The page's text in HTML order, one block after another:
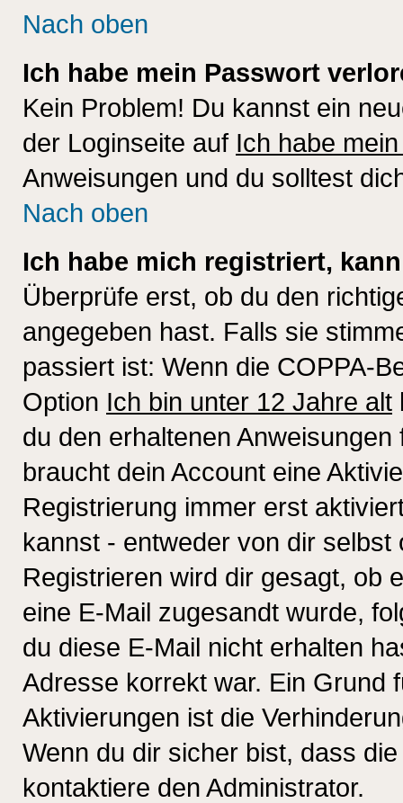
Nach oben
Ich habe mein Passwort
Kein Problem! Du kannst ein
der Loginseite auf Ich habe
Anweisungen und du solltest
Nach oben
Ich habe mich registriert,
Überprüfe erst, ob du den
angegeben hast. Falls sie
passiert ist: Wenn die COPPA-
Option Ich bin unter 12 Jahre alt
du den erhaltenen
braucht dein Account eine
Registrierung immer erst
kannst - entweder von dir selbst
Registrieren wird dir gesagt, ob
eine E-Mail zugesandt wurde,
du diese E-Mail nicht erhalten
Adresse korrekt war. Ein Grund
Aktivierungen ist die
Wenn du dir sicher bist, dass
kontaktiere den Administrator.